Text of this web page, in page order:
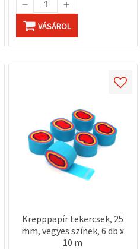
VÁSÁROL
Krepppapír tekercsek, 25
mm, vegyes színek, 6 db x
10 m